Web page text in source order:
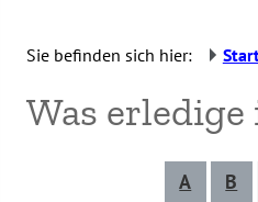
Sie befinden sich hier:
Was erledige
A B